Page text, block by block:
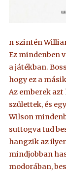
n szintén
Ez mindenben
a játékban.
hogy ez a
Az emberek
születtek, és
Wilson
suttogva tud
hangzik az
mindjobban
modorában,